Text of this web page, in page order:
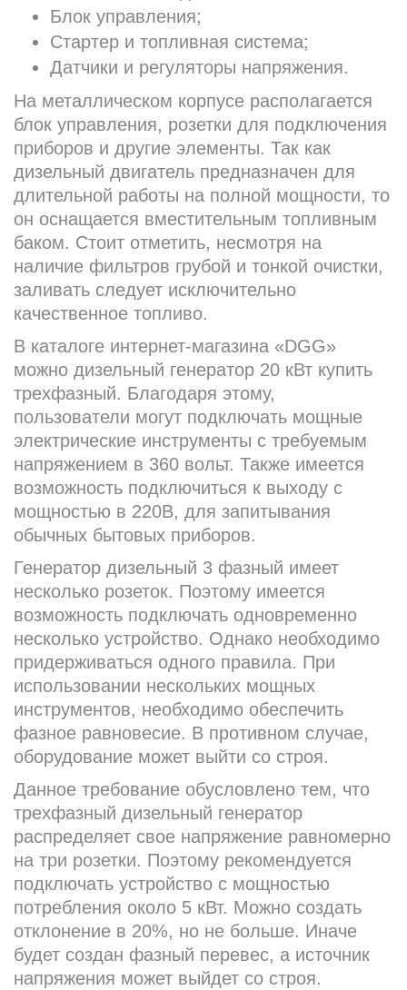
Блок управления;
Стартер и топливная система;
Датчики и регуляторы напряжения.
На металлическом корпусе располагается
блок управления, розетки для подключения
приборов и другие элементы. Так как
дизельный двигатель предназначен для
длительной работы на полной мощности, то
он оснащается вместительным топливным
баком. Стоит отметить, несмотря на
наличие фильтров грубой и тонкой очистки,
заливать следует исключительно
качественное топливо.
В каталоге интернет-магазина «DGG»
можно дизельный генератор 20 кВт купить
трехфазный. Благодаря этому,
пользователи могут подключать мощные
электрические инструменты с требуемым
напряжением в 360 вольт. Также имеется
возможность подключиться к выходу с
мощностью в 220В, для запитывания
обычных бытовых приборов.
Генератор дизельный 3 фазный имеет
несколько розеток. Поэтому имеется
возможность подключать одновременно
несколько устройство. Однако необходимо
придерживаться одного правила. При
использовании нескольких мощных
инструментов, необходимо обеспечить
фазное равновесие. В противном случае,
оборудование может выйти со строя.
Данное требование обусловлено тем, что
трехфазный дизельный генератор
распределяет свое напряжение равномерно
на три розетки. Поэтому рекомендуется
подключать устройство с мощностью
потребления около 5 кВт. Можно создать
отклонение в 20%, но не больше. Иначе
будет создан фазный перевес, а источник
напряжения может выйдет со строя.